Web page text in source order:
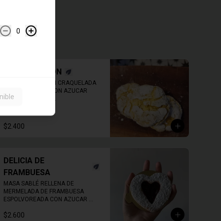
CRINKLE LIMON
GALLETA DE LIMON CRAQUELADA
ESPOLVOREADA CON AZUCAR
FLOR, ESPONJOSA.
$2.400
DELICIA DE
FRAMBUESA
MASA SABLÉ RELLENA DE
MERMELADA DE FRAMBUESA
ESPOLVOREADA CON AZUCAR
$2.600
0